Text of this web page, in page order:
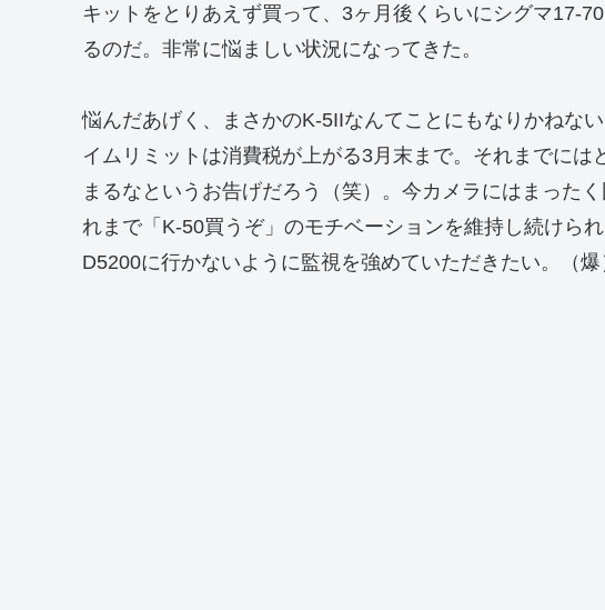
キットをとりあえず買って、3ヶ月後くらいにシグマ17-
るのだ。非常に悩ましい状況になってきた。
悩んだあげく、まさかのK-5IIなんてことにもなりかねな
イムリミットは消費税が上がる3月末まで。それまでに
まるなというお告げだろう（笑）。今カメラにはまった
れまで「K-50買うぞ」のモチベーションを維持し続けら
D5200に行かないように監視を強めていただきたい。（爆